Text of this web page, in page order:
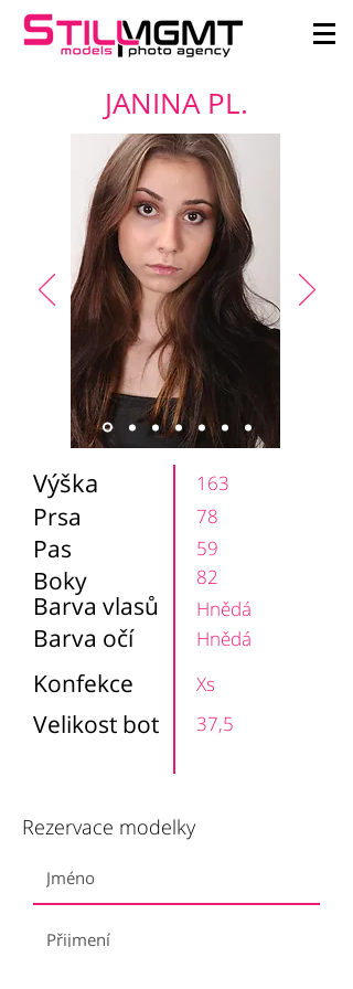
JANINA PL.
Výška 163
Prsa 78
Barva vlasů
Barva očí
59
82
Hnědá
Hnědá
Pas
Boky
Konfekce
Xs
37,5
Velikost bot
Rezervace modelky